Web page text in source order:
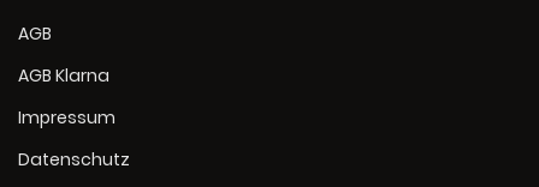
AGB
AGB Klarna
Impressum
Datenschutz